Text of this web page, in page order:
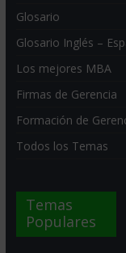
Glosario
Glosario Inglés –
Los mejores MBA
Firmas de Gerencia
Formación de
Todos los Temas
Temas
Populares